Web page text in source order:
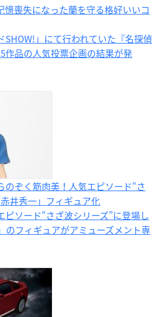
喪失になった蘭を守る格好いいコ
SHOW!」にて行われていた『名探偵
作品の人気投票企画の結果が発
のぞく筋肉美！人気エピソード“さ
井秀一」フィギュア化
ピソード“さざ波シリーズ”に登場し
のフィギュアがアミューズメント専